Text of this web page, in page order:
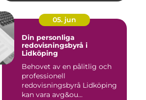
05. jun
Din personliga
redovisningsbyrå i
Lidköping
Behovet av en pålitlig och
professionell
redovisningsbyrå Lidköping
kan vara avg&ou...